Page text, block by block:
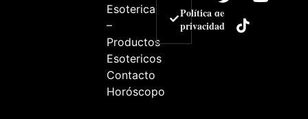
Esoterica
–
Productos
Esotericos
Contacto
Horóscopo
Política de
privacidad